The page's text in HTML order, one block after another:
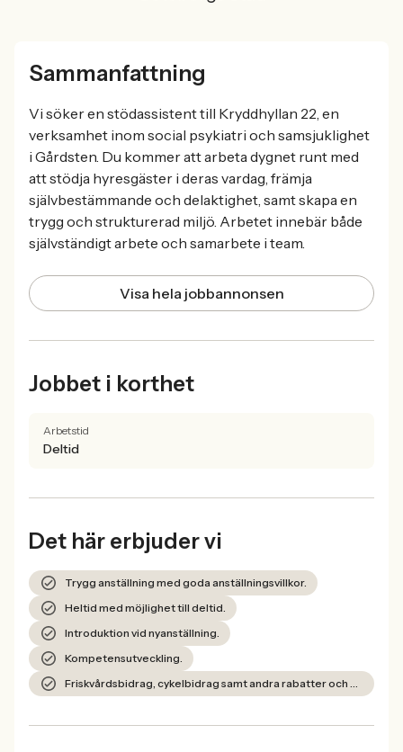
Sammanfattning
Vi söker en stödassistent till Kryddhyllan 22, en
verksamhet inom social psykiatri och samsjuklighet
i Gårdsten. Du kommer att arbeta dygnet runt med
att stödja hyresgäster i deras vardag, främja
självbestämmande och delaktighet, samt skapa en
trygg och strukturerad miljö. Arbetet innebär både
självständigt arbete och samarbete i team.
Visa hela jobbannonsen
Jobbet i korthet
Arbetstid
Deltid
Det här erbjuder vi
Trygg anställning med goda anställningsvillkor.
Heltid med möjlighet till deltid.
Introduktion vid nyanställning.
Kompetensutveckling.
Friskvårdsbidrag, cykelbidrag samt andra rabatter och erbjudanden.